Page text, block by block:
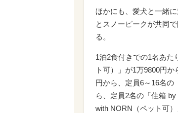
ほかにも、愛犬と一緒
とスノーピークが共同
る。
1泊2食付きでの1名あた
ト可）」が1万9800円
円から、定員6～16名の
ら、定員2名の「住箱
with NORN（ペット可）